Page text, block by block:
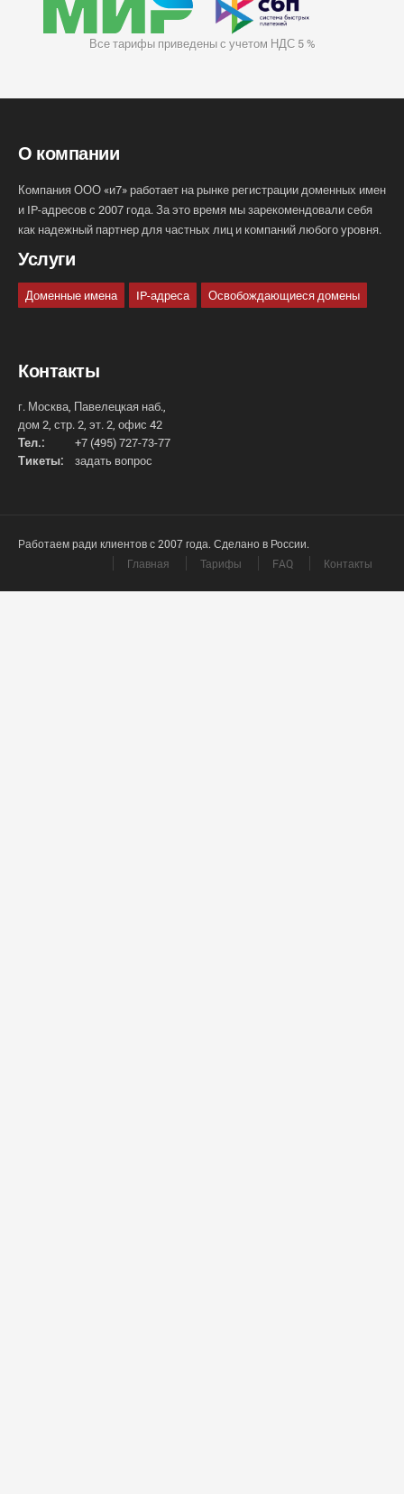
Все тарифы приведены с учетом НДС 5 %
О компании
Компания ООО «и7» работает на рынке регистрации доменных имен
и IP-адресов с 2007 года. За это время мы зарекомендовали себя
как надежный партнер для частных лиц и компаний любого уровня.
Услуги
Доменные имена IP-адреса Освобождающиеся домены
Контакты
г. Москва, Павелецкая наб.,
дом 2, стр. 2, эт. 2, офис 42
Тел.:
+7 (495) 727-73-77
Тикеты:
задать вопрос
Работаем ради клиентов с 2007 года. Сделано в России.
Главная
Тарифы FAQ Контакты